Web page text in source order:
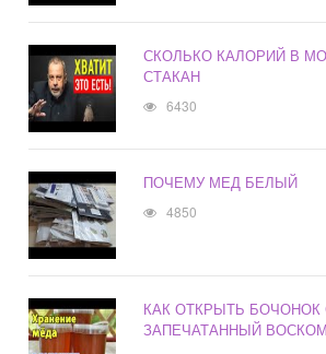
СКОЛЬКО КАЛОРИЙ В
СТАКАН
6430
ПОЧЕМУ МЕД БЕЛЫЙ
4850
КАК ОТКРЫТЬ
ЗАПЕЧАТАННЫЙ ВОСКОМ